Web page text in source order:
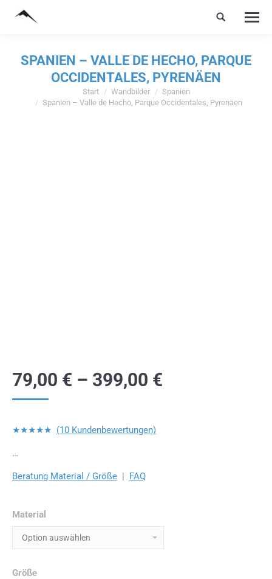
SPANIEN – VALLE DE HECHO, PARQUE
OCCIDENTALES, PYRENÄEN
Sie befinden sich hier:
Start Wandbilder
Spanien
Spanien – Valle de Hecho, Parque Occidentales, Pyrenäen
79,00 € – 399,00 €
★★★★★ (10 Kundenbewertungen)
…
Beratung Material / Größe | FAQ
Material
Größe